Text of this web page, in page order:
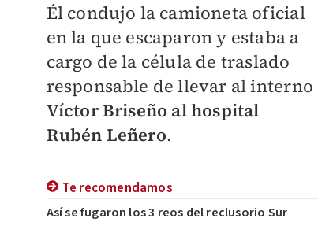
Él condujo la camioneta oficial
en la que escaparon y estaba a
cargo de la célula de traslado
responsable de llevar al interno
Víctor Briseño al hospital
Rubén Leñero.
Te recomendamos
Así se fugaron los 3 reos del reclusorio Sur